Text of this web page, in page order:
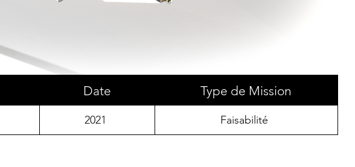
Date Type de Mission
Faisabilité
2021